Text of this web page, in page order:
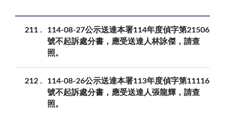
211
114-08-27公示送達本署114年度偵字第21506
號不起訴處分書，應受送達人林詠傑，請查
照。
212
114-08-26公示送達本署113年度偵字第11116
號不起訴處分書，應受送達人張龍輝，請查
照。